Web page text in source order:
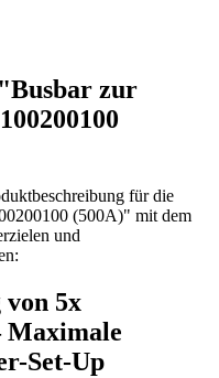
zur
für die
(500A)" mit dem
und
5x
Maximale
Set-Up